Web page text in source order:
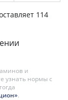
114
и
узнать нормы с
.